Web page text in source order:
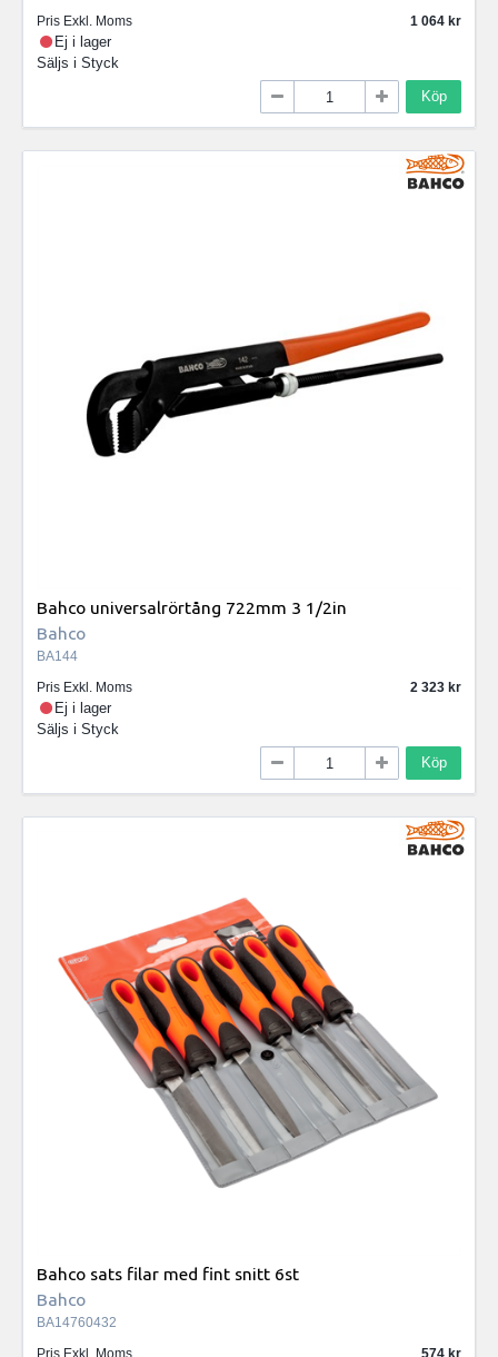
Pris Exkl. Moms
1 064
Ej i lager
Säljs i Styck
Köp
Bahco universalrörtång 722mm 3 1/2in
Bahco
BA144
Pris Exkl. Moms
2 323
Ej i lager
Säljs i Styck
Köp
Bahco sats filar med fint snitt 6st
Bahco
BA14760432
Pris Exkl. Moms
574